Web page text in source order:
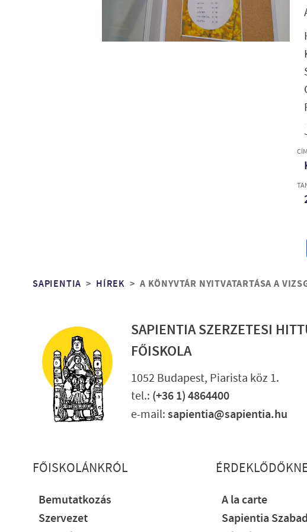
Morzsa
SAPIENTIA HÍREK A KÖNYVTÁR NYITVATARTÁSA A
SAPIENTIA SZERZETESI
FŐISKOLA
1052 Budapest, Piarista köz 1.
tel.: (+36 1) 4864400
e-mail:sapientia@sapientia.hu
Lábléc részletes
FŐISKOLÁNKRÓL
Bemutatkozás
Szervezet
A la carte
Sapientia